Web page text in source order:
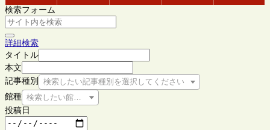
検索フォーム
詳細検索
タイトル
本文
記事種別
検索したい記事種別を選択してください
館種 検索したい館種を選択してください
投稿日